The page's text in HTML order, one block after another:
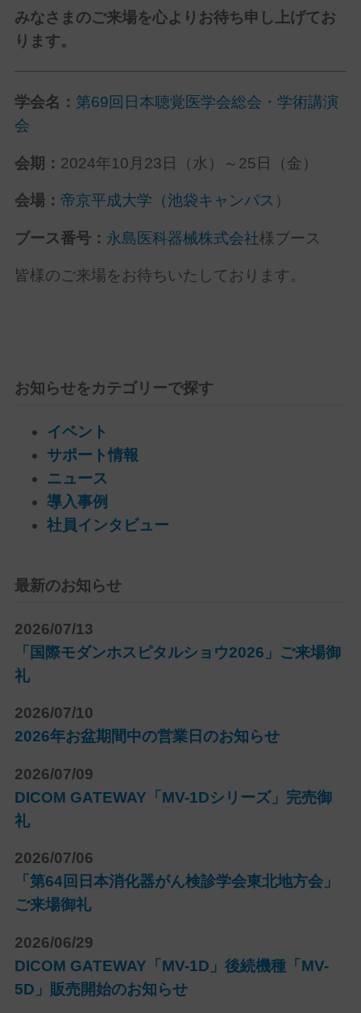
みなさまのご来場を心よりお待ち申し上げてお
ります。
学会名： 第69回日本聴覚医学会総会・学術講演
会
会期： 2024年10月23日（水）～25日（金）
会場： 帝京平成大学 （池袋キャンパス ）
ブース番号： 永島医科器械株式会社様ブース
皆様のご来場をお待ちいたしております。
お知らせをカテゴリーで探す
イベント
サポート情報
ニュース
導入事例
社員インタビュー
最新のお知らせ
2026/07/13
「国際モダンホスピタルショウ2026」ご来場御
礼
2026/07/10
2026年お盆期間中の営業日のお知らせ
2026/07/09
DICOM GATEWAY「MV-1Dシリーズ」完売御
礼
2026/07/06
「第64回日本消化器がん検診学会東北地方会」
ご来場御礼
2026/06/29
DICOM GATEWAY「MV-1D」後続機種「MV-
5D」販売開始のお知らせ